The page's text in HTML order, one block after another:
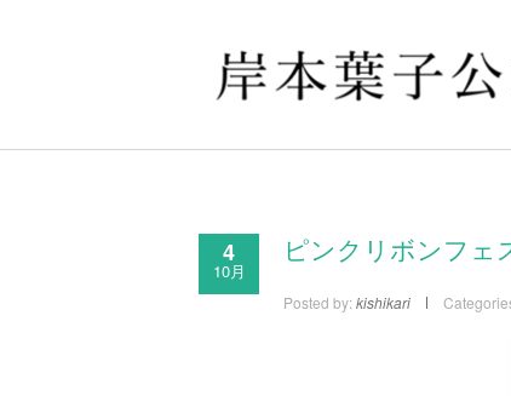
4
10月
ピンクリボンフェ
Posted by: kishikari